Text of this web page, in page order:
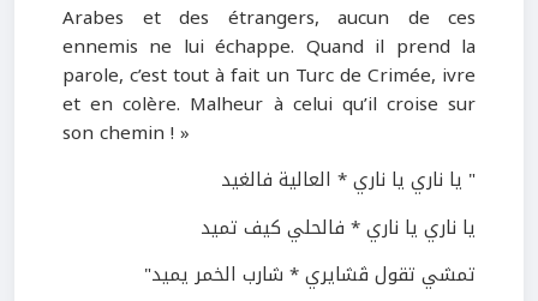
Arabes et des étrangers, aucun de ces
ennemis ne lui échappe. Quand il prend la
parole, c’est tout à fait un Turc de Crimée, ivre
et en colère. Malheur à celui qu’il croise sur
son chemin ! »
" يا ناري يا ناري * العالية فالغيد
يا ناري يا ناري * فالحلي كيف تميد
تمشي تقول ڤشايري * شارب الخمر يميد"